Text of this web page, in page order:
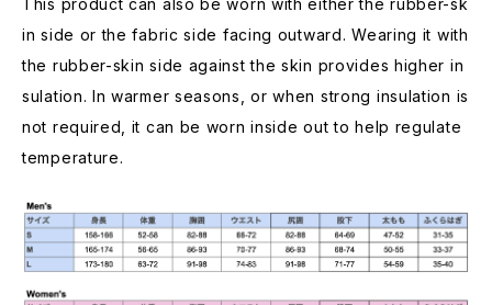
This product can also be worn with either the rubber-sk
in side or the fabric side facing outward. Wearing it with
the rubber-skin side against the skin provides higher in
sulation. In warmer seasons, or when strong insulation is
not required, it can be worn inside out to help regulate
temperature.